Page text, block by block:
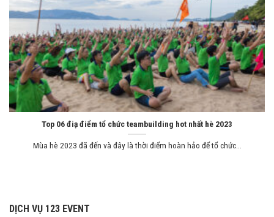
Top 06 điạ điểm tổ chức teambuilding hot nhất hè 2023
Mùa hè 2023 đã đến và đây là thời điểm hoàn hảo để tổ chức...
DỊCH VỤ 123 EVENT